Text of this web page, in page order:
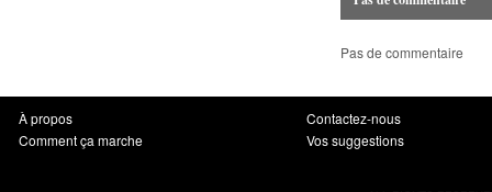
Pas de commentaire
À propos
Comment ça marche
Contactez-nous
Vos suggestions